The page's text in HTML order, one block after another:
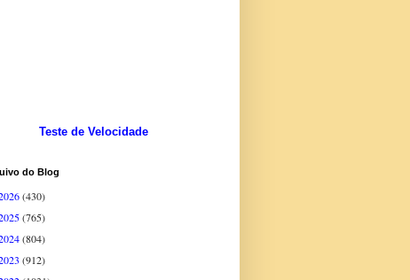
Teste de Velocidade
do Blog
(430)
(765)
(804)
(912)